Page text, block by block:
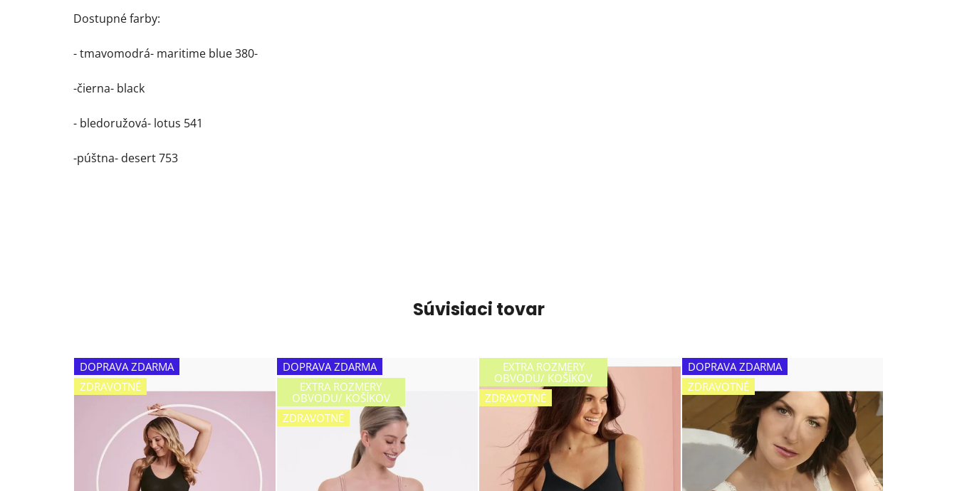
Dostupné farby:
- tmavomodrá- maritime blue 380-
-čierna- black
- bledoružová- lotus 541
-púštna- desert 753
Súvisiaci tovar
DOPRAVA ZDARMA
ZDRAVOTNÉ
DOPRAVA ZDARMA
EXTRA ROZMERY
OBVODU/ KOŠÍKOV
ZDRAVOTNÉ
EXTRA ROZMERY
OBVODU/ KOŠÍKOV
ZDRAVOTNÉ
DOPRAVA ZDARMA
ZDRAVOTNÉ